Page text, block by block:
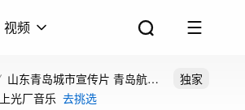
视频
山东青岛城市宣传片 青岛航拍
青岛旅游
独家
光厂音乐 去挑选